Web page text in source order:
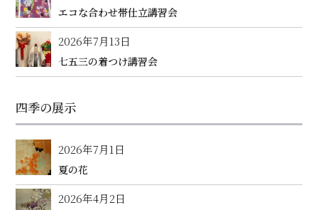
エコな合わせ帯仕立講習会
2026年7月13日
七五三の着つけ講習会
四季の展示
2026年7月1日
夏の花
2026年4月2日